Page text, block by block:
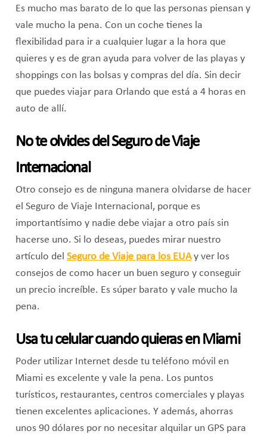
Es mucho mas barato de lo que las personas piensan y
vale mucho la pena. Con un coche tienes la
flexibilidad para ir a cualquier lugar a la hora que
quieres y es de gran ayuda para volver de las playas y
shoppings con las bolsas y compras del día. Sin decir
que puedes viajar para Orlando que está a 4 horas en
auto de allí.
No te olvides del Seguro de Viaje
Internacional
Otro consejo es de ninguna manera olvidarse de hacer
el Seguro de Viaje Internacional, porque es
importantísimo y nadie debe viajar a otro país sin
hacerse uno. Si lo deseas, puedes mirar nuestro
artículo del Seguro de Viaje para los EUAy ver los
consejos de como hacer un buen seguro y conseguir
un precio increíble. Es súper barato y vale mucho la
pena.
Usa tu celular cuando quieras en Miami
Poder utilizar Internet desde tu teléfono móvil en
Miami es excelente y vale la pena. Los puntos
turísticos, restaurantes, centros comerciales y playas
tienen excelentes aplicaciones. Y además, ahorras
unos 90 dólares por no necesitar alquilar un GPS para